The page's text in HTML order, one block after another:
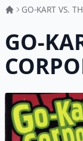
GO-KART VS.
GO-